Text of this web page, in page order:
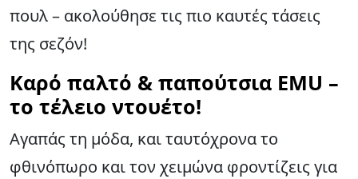
πουλ – ακολούθησε τις πιο καυτές τάσεις
της σεζόν!
Καρό παλτό & παπούτσια EMU –
το τέλειο ντουέτο!
Αγαπάς τη μόδα, και ταυτόχρονα το
φθινόπωρο και τον χειμώνα φροντίζεις για